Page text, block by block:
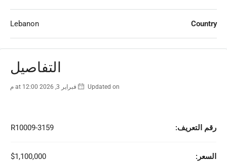
Country
Lebanon
التفاصيل
Updated on فبراير 3, 2026 at 12:00 م
رقم التعريف: R10009-3159
السعر: $1,100,000